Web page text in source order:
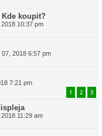
Kde koupit?
10:37 pm
2018 6:57 pm
7:21 pm
1 2 3
11:29 am